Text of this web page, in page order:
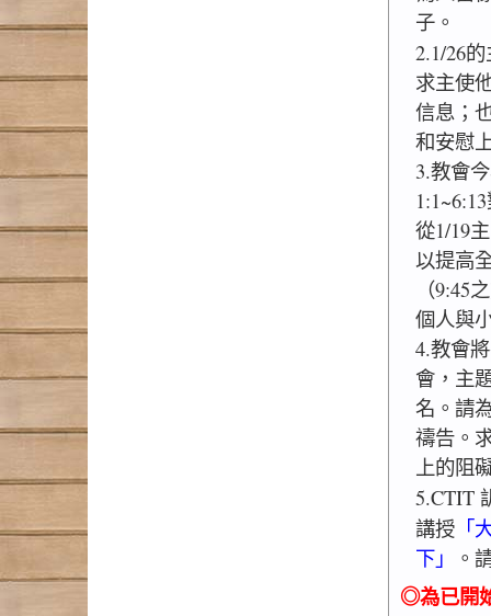
子。
2.1/26
求主使
信息；
和安慰
3.教會
從1/19
以提高
（9:45
個人與
4.教會
會，主
名。請
禱告。
上的阻
5.CTIT
講授「
下」
。
◎為已開